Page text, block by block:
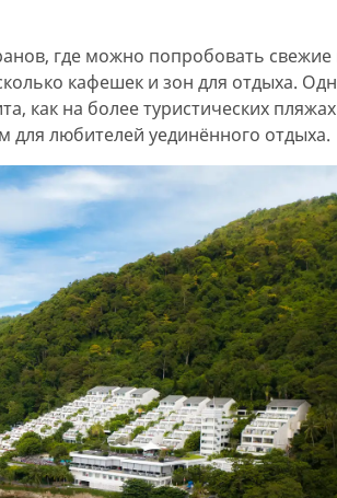
где можно попробовать
кафешек и зон для отдыха.
как на более туристических
для любителей уединённого отдыха.